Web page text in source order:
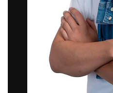
Copyright ©